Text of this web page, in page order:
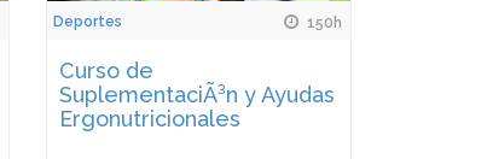
Deportes 150h
Curso de
SuplementaciÃ³n y Ayudas
Ergonutricionales